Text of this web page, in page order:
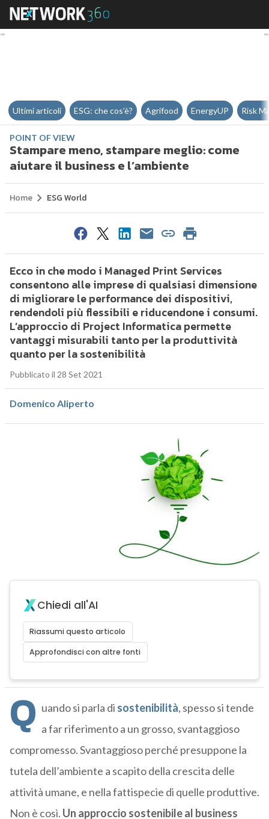
Stampare meno, stampare
Ultimi articoli ESG: che cos'è? Agrifood EnergyUP Risk
POINT OF VIEW
Stampare meno, stampare meglio: come
aiutare il business e l’ambiente
Home ESG World
Ecco in che modo i Managed Print Services
consentono alle imprese di qualsiasi dimensione
di migliorare le performance dei dispositivi,
rendendoli più flessibili e riducendone i consumi.
L’approccio di Project Informatica permette
vantaggi misurabili tanto per la produttività
quanto per la sostenibilità
Pubblicato il 28 Set 2021
Domenico Aliperto
Chiedi all'AI
Riassumi questo articolo
Approfondisci con altre fonti
Q uando si parla di sostenibilità, spesso si tende
a far riferimento a un grosso, svantaggioso
compromesso. Svantaggioso perché presuppone la
tutela dell’ambiente a scapito della crescita delle
attività umane, e nella fattispecie di quelle produttive.
Non è così. Un approccio sostenibile al business